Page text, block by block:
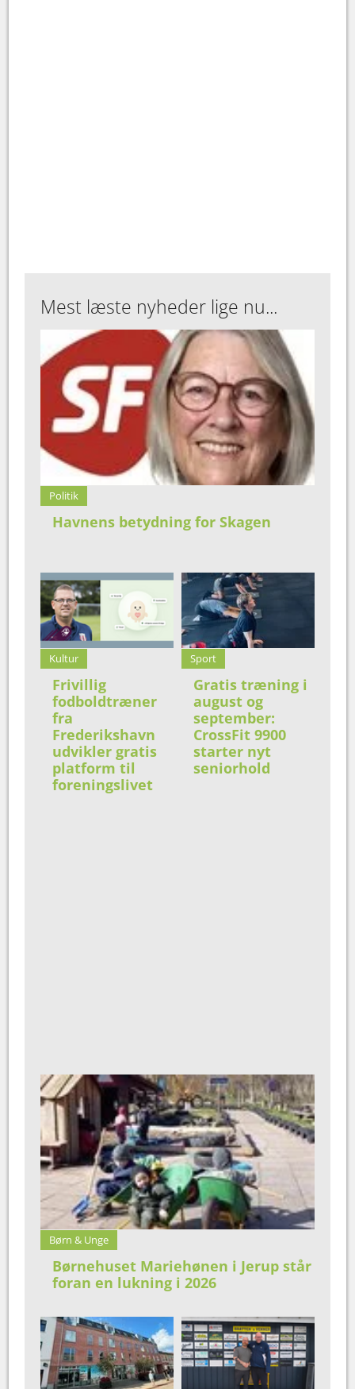
Mest læste nyheder lige nu...
Politik
Havnens betydning for Skagen
Kultur
Frivillig
fodboldtræner
fra
Frederikshavn
udvikler gratis
platform til
foreningslivet
Sport
Gratis træning i
august og
september:
CrossFit 9900
starter nyt
seniorhold
Børn & Unge
Børnehuset Mariehønen i Jerup står
foran en lukning i 2026